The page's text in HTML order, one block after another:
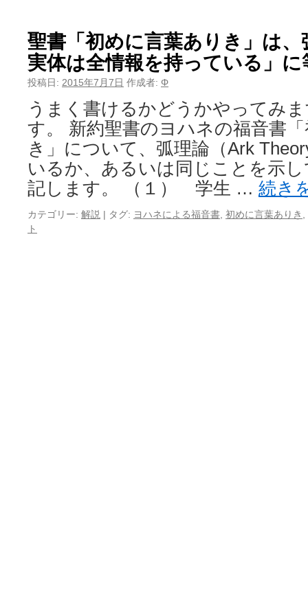
聖書「初めに言葉ありき」は、
実体は全情報を持っている」に
投稿日: 2015年7月7日 作成者: Φ
うまく書けるかどうかやってみ
す。 新約聖書のヨハネの福音書
き」について、弧理論（Ark
いるか、あるいは同じことを示
記します。 （１） 学生 … 続き
カテゴリー: 解説 | タグ: ヨハネによる福音書 初めに言葉ありき
ト